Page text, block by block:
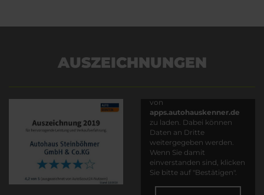
AUSZEICHNUNGEN
von
apps.autohauskenner.de
zu laden. Dabei können
Daten an Dritte
weitergegeben werden.
Wenn Sie damit
einverstanden sind, klicken
Sie bitte auf "Bestätigen".